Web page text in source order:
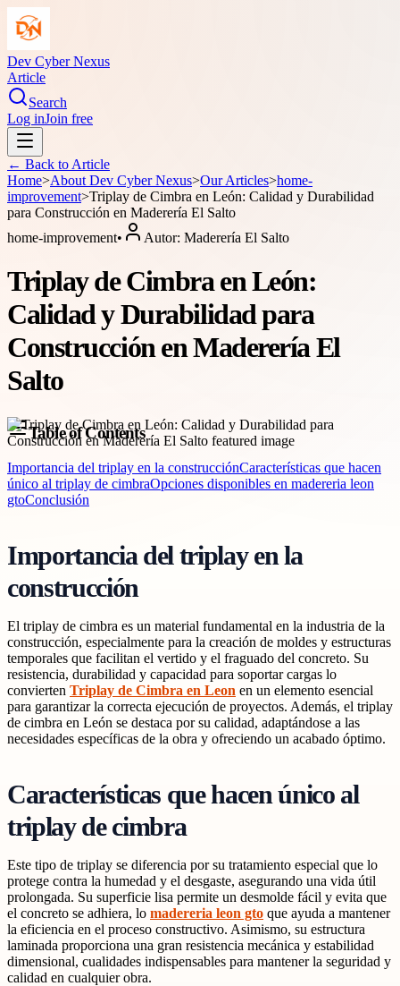
Dev Cyber Nexus
Article
Search
Log inJoin free
← Back to Article
Home>About Dev Cyber Nexus>Our Articles>home-
improvement>Triplay de Cimbra en León: Calidad y Durabilidad
para Construcción en Maderería El Salto
home-improvement• Autor: Maderería El Salto
Triplay de Cimbra en León:
Calidad y Durabilidad para
Construcción en Maderería El
Salto
Table of Contents
Importancia del triplay en la construcciónCaracterísticas que hacen
único al triplay de cimbraOpciones disponibles en madereria leon
gtoConclusión
Importancia del triplay en la
construcción
El triplay de cimbra es un material fundamental en la industria de la
construcción, especialmente para la creación de moldes y estructuras
temporales que facilitan el vertido y el fraguado del concreto. Su
resistencia, durabilidad y capacidad para soportar cargas lo
convierten Triplay de Cimbra en Leon en un elemento esencial
para garantizar la correcta ejecución de proyectos. Además, el triplay
de cimbra en León se destaca por su calidad, adaptándose a las
necesidades específicas de la obra y ofreciendo un acabado óptimo.
Características que hacen único al
triplay de cimbra
Este tipo de triplay se diferencia por su tratamiento especial que lo
protege contra la humedad y el desgaste, asegurando una vida útil
prolongada. Su superficie lisa permite un desmolde fácil y evita que
el concreto se adhiera, lo madereria leon gto que ayuda a mantener
la eficiencia en el proceso constructivo. Asimismo, su estructura
laminada proporciona una gran resistencia mecánica y estabilidad
dimensional, cualidades indispensables para mantener la seguridad y
calidad en cualquier obra.